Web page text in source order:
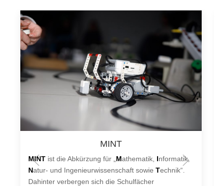
MINT
MINT ist die Abkürzung für „ Mathematik, Informatik,
Natur- und Ingenieurwissenschaft sowieTechnik“.
Dahinter verbergen sich die Schulfächer